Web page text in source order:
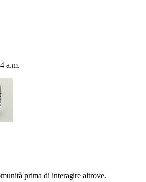
a.m.
prima di interagire altrove.